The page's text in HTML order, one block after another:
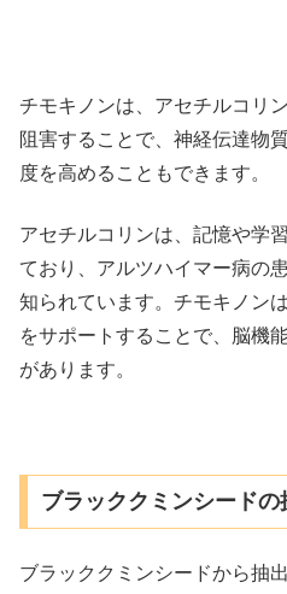
チモキノンは、アセチルコリ
阻害することで、神経伝達物
度を高めることもできます。
アセチルコリンは、記憶や学
ており、アルツハイマー病の
知られています。チモキノン
をサポートすることで、脳機
があります。
ブラッククミンシードの
ブラッククミンシードから抽